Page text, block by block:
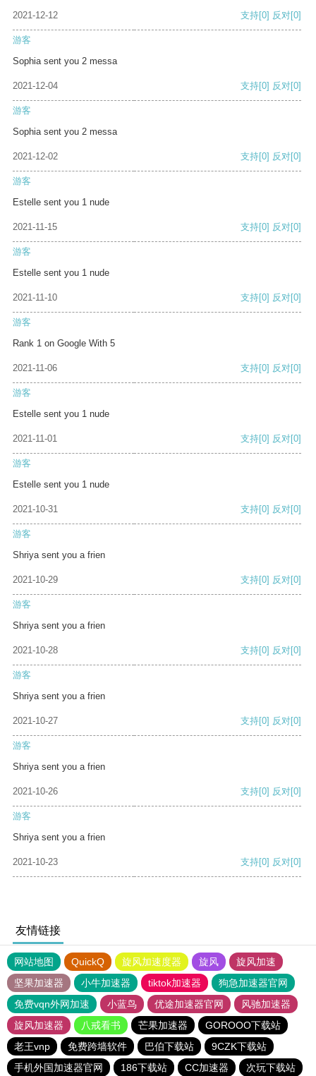
2021-12-12 支持[0] 反对[0]
游客
Sophia sent you 2 messa
2021-12-04 支持[0] 反对[0]
游客
Sophia sent you 2 messa
2021-12-02 支持[0] 反对[0]
游客
Estelle sent you 1 nude
2021-11-15 支持[0] 反对[0]
游客
Estelle sent you 1 nude
2021-11-10 支持[0] 反对[0]
游客
Rank 1 on Google With 5
2021-11-06 支持[0] 反对[0]
游客
Estelle sent you 1 nude
2021-11-01 支持[0] 反对[0]
游客
Estelle sent you 1 nude
2021-10-31 支持[0] 反对[0]
游客
Shriya sent you a frien
2021-10-29 支持[0] 反对[0]
游客
Shriya sent you a frien
2021-10-28 支持[0] 反对[0]
游客
Shriya sent you a frien
2021-10-27 支持[0] 反对[0]
游客
Shriya sent you a frien
2021-10-26 支持[0] 反对[0]
游客
Shriya sent you a frien
2021-10-23 支持[0] 反对[0]
友情链接
网站地图 QuickQ 旋风加速度器 旋风
旋风加速
坚果加速器
小牛加速器 tiktok加速器
狗急加速器官网
免费vqn外网加速
小蓝鸟 优途加速器官网
风驰加速器
旋风加速器
八戒看书 芒果加速器
GOROOO下载站
老王vnp
免费跨墙软件 巴伯下载站
9CZK下载站
手机外国加速器官网
186下载站 CC加速器 次玩下载站